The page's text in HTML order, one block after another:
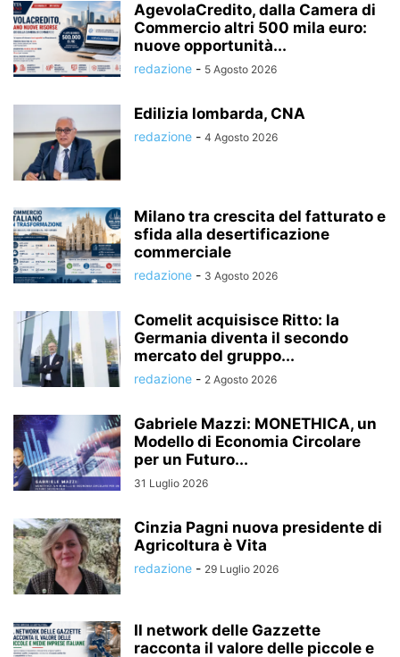
AgevolaCredito, dalla Camera di
Commercio altri 500 mila euro:
nuove opportunità...
redazione - 5 Agosto 2026
Edilizia lombarda, CNA
redazione - 4 Agosto 2026
Milano tra crescita del fatturato e
sfida alla desertificazione
commerciale
redazione - 3 Agosto 2026
Comelit acquisisce Ritto: la
Germania diventa il secondo
mercato del gruppo...
redazione - 2 Agosto 2026
Gabriele Mazzi: MONETHICA, un
Modello di Economia Circolare
per un Futuro...
31 Luglio 2026
Cinzia Pagni nuova presidente di
Agricoltura è Vita
redazione - 29 Luglio 2026
Il network delle Gazzette
racconta il valore delle piccole e